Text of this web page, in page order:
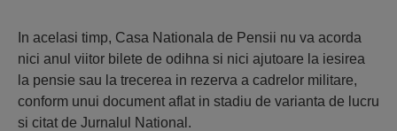
In acelasi timp, Casa Nationala de Pensii nu va acorda
nici anul viitor bilete de odihna si nici ajutoare la iesirea
la pensie sau la trecerea in rezerva a cadrelor militare,
conform unui document aflat in stadiu de varianta de lucru
si citat de Jurnalul National.